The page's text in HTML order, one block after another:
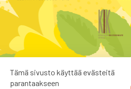
Tämä sivusto käyttää evästeitä
parantaakseen